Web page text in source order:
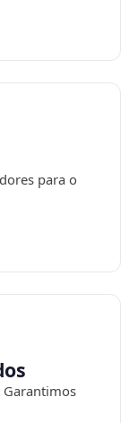
para o